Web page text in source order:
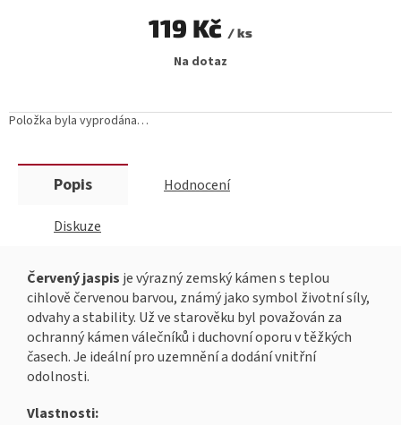
Položka byla vyprodána…
119 Kč / ks
cena:Na dotaz
Popis Hodnocení
Diskuze
Červený jaspisje výrazný zemský kámen s teplou
cihlově červenou barvou, známý jako symbol životní síly,
odvahy a stability. Už ve starověku byl považován za
ochranný kámen válečníků i duchovní oporu v těžkých
časech. Je ideální pro uzemnění a dodání vnitřní
odolnosti.
Vlastnosti: